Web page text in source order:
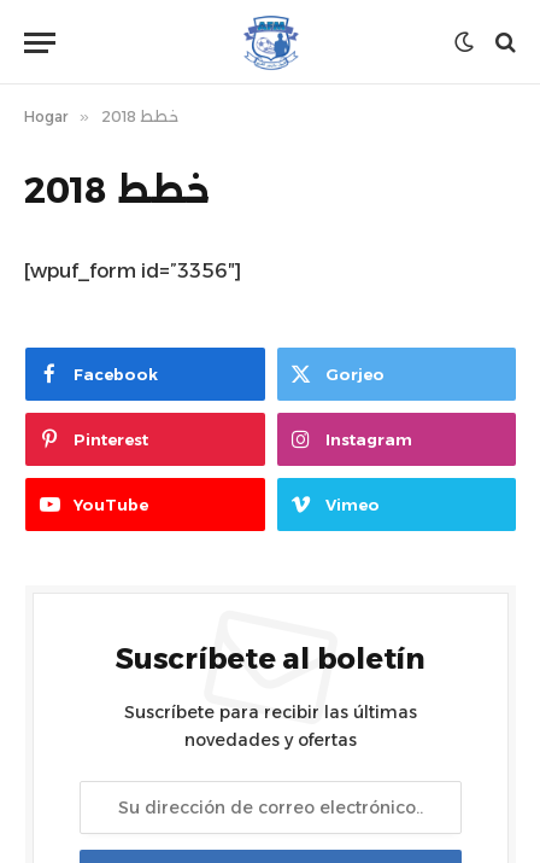
Hogar » خطط 2018
خطط 2018
[wpuf_form id=”3356″]
Facebook Gorjeo
Pinterest Instagram
YouTube Vimeo
Suscríbete al boletín
Suscríbete para recibir las últimas
novedades y ofertas